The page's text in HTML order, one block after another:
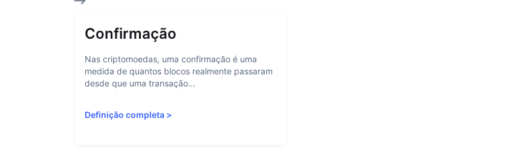
Confirmação
Nas criptomoedas, uma confirmação é uma
medida de quantos blocos realmente passaram
desde que uma transação...
Definição completa >